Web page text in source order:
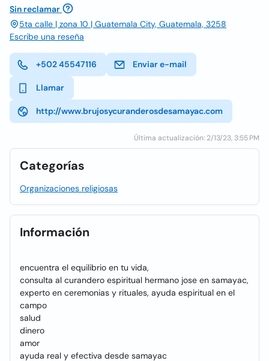
Sin reclamar
5ta calle | zona 10 | Guatemala City, Guatemala, 3258
Escribe una reseña
+502 45547116 Enviar e-mail
Llamar
http://www.brujosycuranderosdesamayac.com
Última actualización: 2/13/23, 3:55 PM
Categorías
Organizaciones religiosas
Información
encuentra el equilibrio en tu vida,
consulta al curandero espiritual hermano jose en samayac,
experto en ceremonias y rituales, ayuda espiritual en el
campo
salud
dinero
amor
ayuda real y efectiva desde samayac